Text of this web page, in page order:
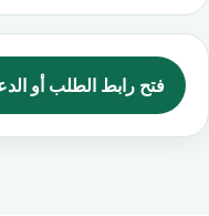
فتح رابط الطلب أو